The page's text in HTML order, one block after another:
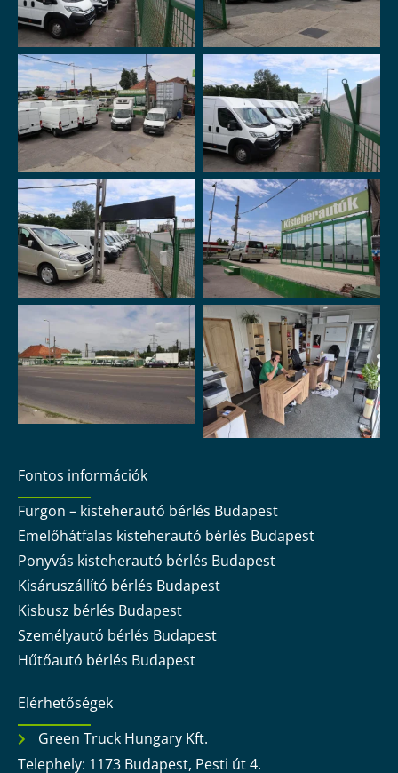
Fontos információk
Furgon – kisteherautó bérlés Budapest
Emelőhátfalas kisteherautó bérlés Budapest
Ponyvás kisteherautó bérlés Budapest
Kisáruszállító bérlés Budapest
Kisbusz bérlés Budapest
Személyautó bérlés Budapest
Hűtőautó bérlés Budapest
Elérhetőségek
Green Truck Hungary Kft.
Telephely: 1173 Budapest, Pesti út 4.